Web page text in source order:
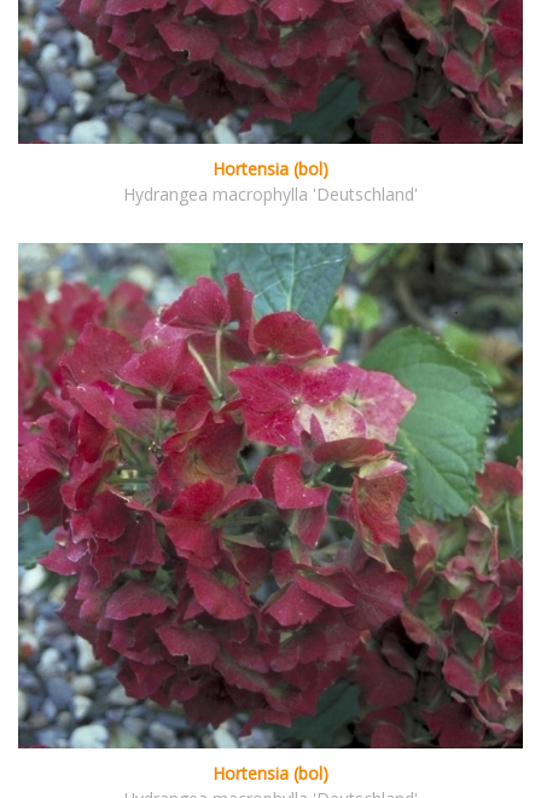
Hortensia (bol)
Hydrangea macrophylla 'Deutschland'
Hortensia (bol)